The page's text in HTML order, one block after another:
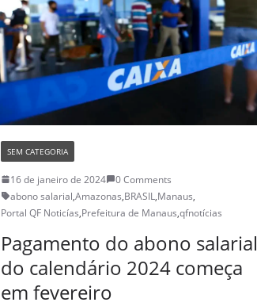
SEM CATEGORIA
16 de janeiro de 2024
0 Comments
abono salarial,Amazonas,BRASIL,Manaus,
Portal QF Noticías,Prefeitura de Manaus,qfnotícias
Pagamento do abono salarial
do calendário 2024 começa
em fevereiro